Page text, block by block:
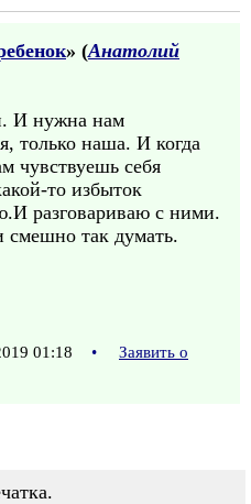
» (Анатолий
И нужна нам
только наша. И когда
чувствуешь себя
то избыток
разговариваю с ними.
так думать.
01:18 •
Заявить о